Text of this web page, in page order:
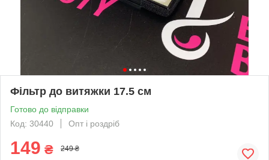
Фільтр до витяжки 17.5 см
Готово до відправки
Код: 30440
Опт і роздріб
149 ₴ 249 ₴